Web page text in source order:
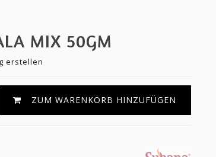
MIX 50GM
erstellen
ZUM WARENKORB HINZUFÜGEN